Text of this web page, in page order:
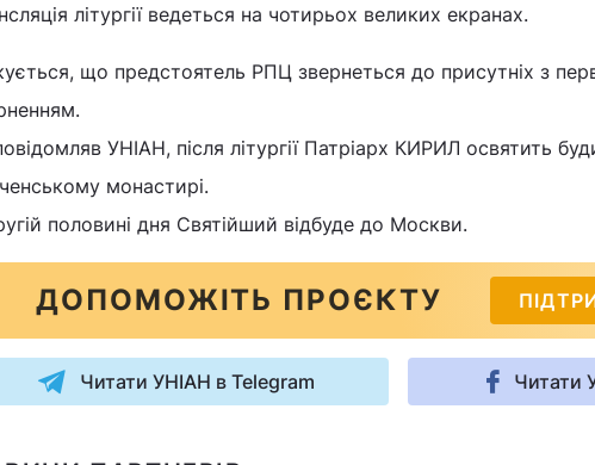
літургії ведеться на чотирьох великих екранах.
що предстоятель РПЦ звернеться до присутніх з
УНІАН, після літургії Патріарх КИРИЛ освятить
монастирі.
половині дня Святійший відбуде до Москви.
ДОПОМОЖІТЬ ПРОЄКТУ
Читати УНІАН в Telegram Читати